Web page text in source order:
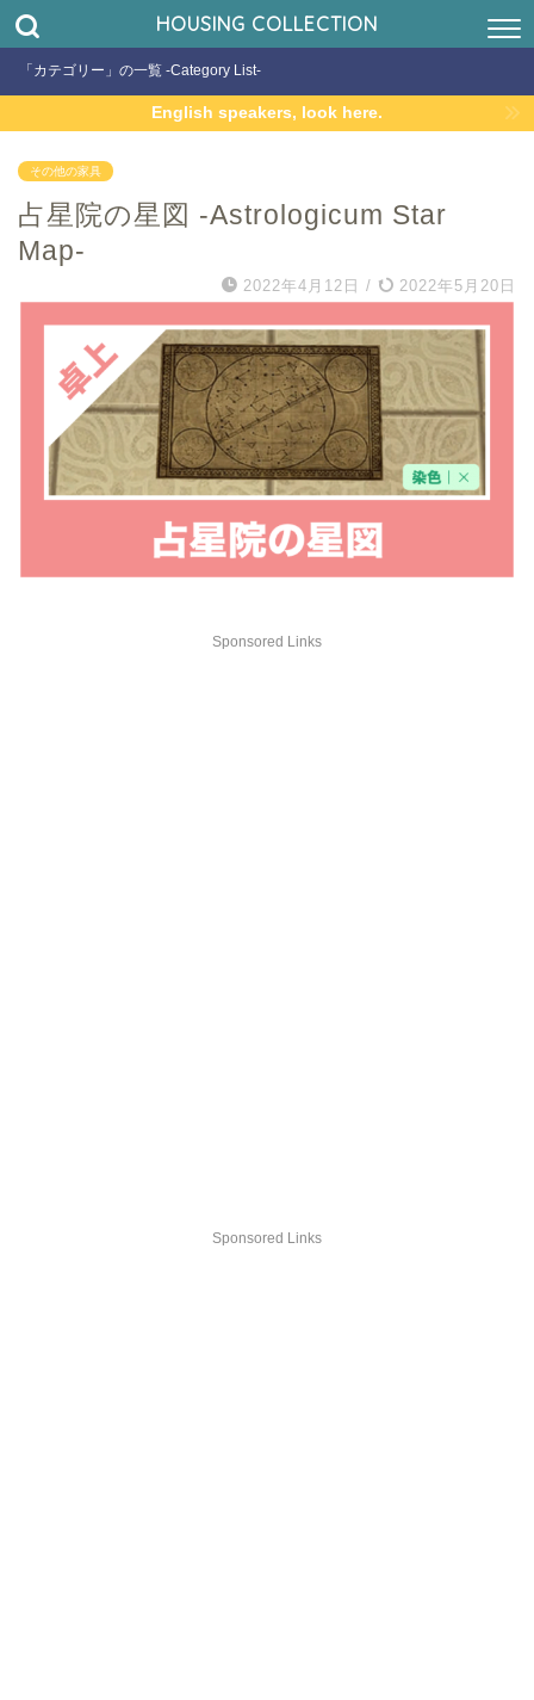
HOUSING COLLECTION
「カテゴリー」の一覧 -Category List-
English speakers, look here.
その他の家具
占星院の星図 -Astrologicum Star
Map-
2022年4月12日 / 2022年5月20日
Sponsored Links
Sponsored Links